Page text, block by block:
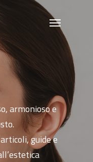
armonioso e
guide e